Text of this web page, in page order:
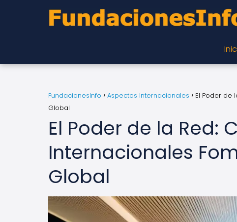
FundacionesInfo Aspectos Internacionales
El Poder de
Global
El Poder de la Red:
Internacionales
Global